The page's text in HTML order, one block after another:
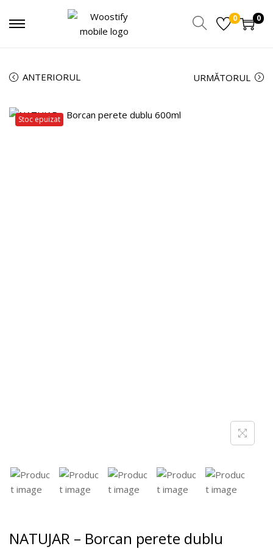
0 0
ANTERIORUL URMĂTORUL
Stoc epuizat
NATUJAR – Borcan perete dublu